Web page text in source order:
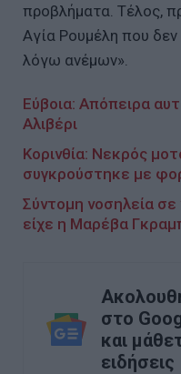
προβλήματα. Τέλος,
Αγία Ρουμέλη που
λόγω ανέμων».
Εύβοια: Απόπειρα
Αλιβέρι
Κορινθία: Νεκρός
συγκρούστηκε με
Σύντομη νοσηλεία
είχε η Μαρέβα
στο
και
ειδήσεις